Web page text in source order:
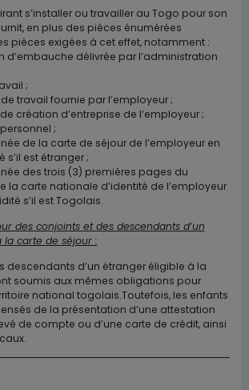
s’installer ou travailler au Togo pour son
en plus des pièces énumérées
pièces exigées à cet effet, notamment :
d’embauche délivrée par l’administration
;
travail fournie par l’employeur ;
création d’entreprise de l’employeur ;
;
de la carte de séjour de l’employeur en
s’il est étranger ;
des trois (3) premières pages du
la carte nationale d’identité de l’employeur
s’il est Togolais.
des conjoints et des descendants d’un
carte de séjour :
descendants d’un étranger éligible à la
soumis aux mêmes obligations pour
national togolais.Toutefois, les enfants
de la présentation d’une attestation
de compte ou d’une carte de crédit, ainsi